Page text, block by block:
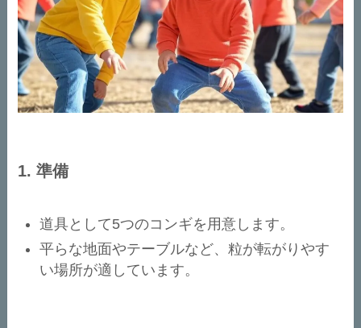
1.準備
道具として5つのコンギを用意します。
平らな地面やテーブルなど、粒が転がりやす
い場所が適しています。